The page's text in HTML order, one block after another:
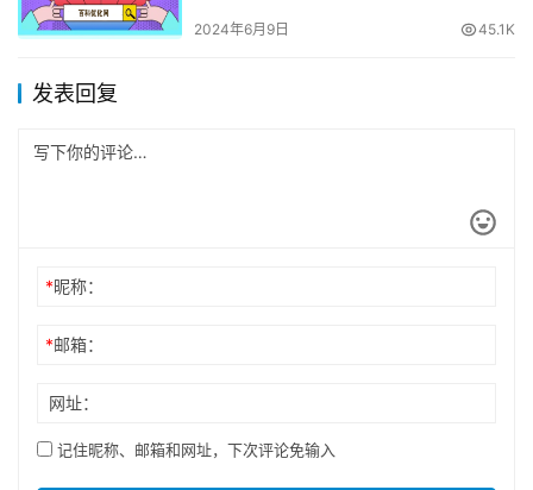
2024年6月9日 45.1K
发表回复
*昵称：
*邮箱：
网址：
记住昵称、邮箱和网址，下次评论免输入